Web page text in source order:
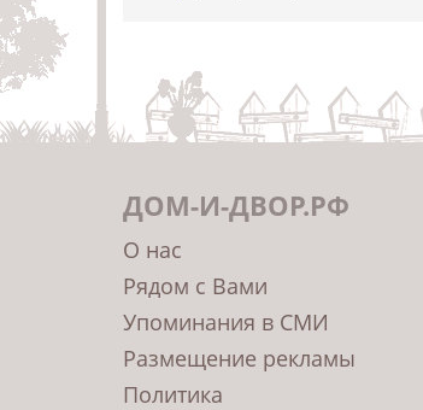
ДОМ-И-ДВОР.РФ
О нас
Рядом с Вами
Упоминания в СМИ
Размещение рекламы
Политика